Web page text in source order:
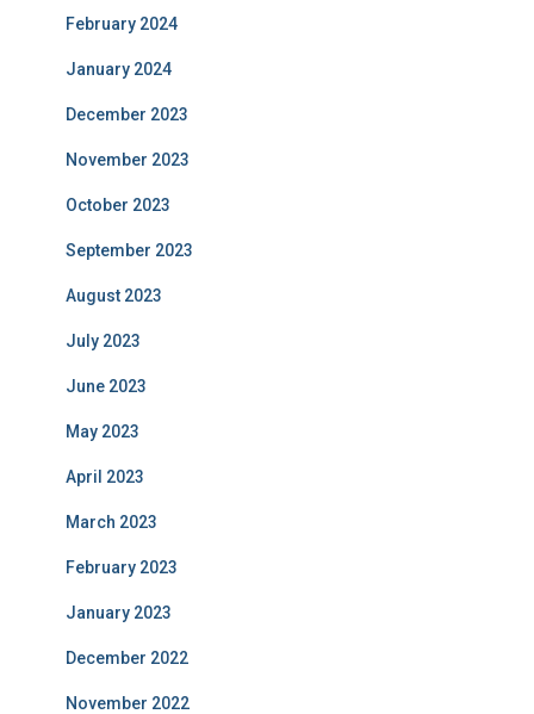
February 2024
January 2024
December 2023
November 2023
October 2023
September 2023
August 2023
July 2023
June 2023
May 2023
April 2023
March 2023
February 2023
January 2023
December 2022
November 2022